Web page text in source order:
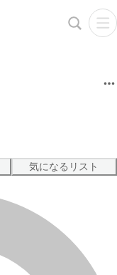
気になるリスト